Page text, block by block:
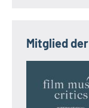
Mitglied der